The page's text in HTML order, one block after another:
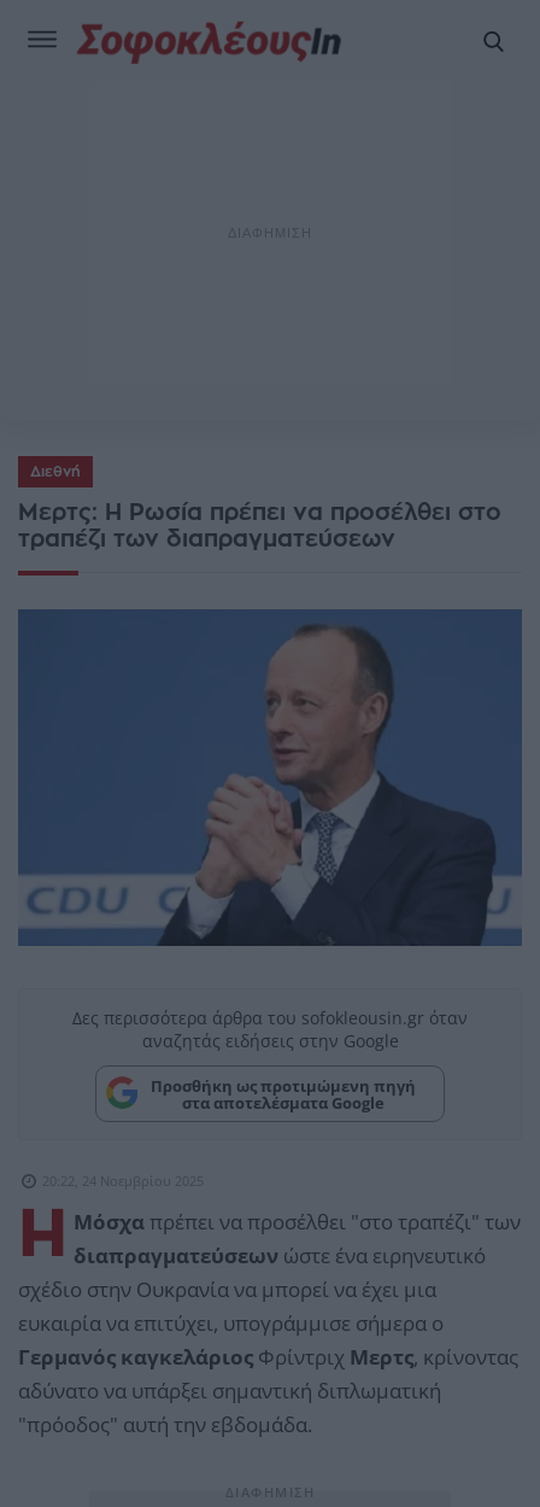
Διεθνή
Μερτς: Η Ρωσία πρέπει να προσέλθει στο
τραπέζι των διαπραγματεύσεων
Δες περισσότερα άρθρα του sofokleousin.gr όταν
αναζητάς ειδήσεις στην Google
Προσθήκη ως προτιμώμενη πηγή
στα αποτελέσματα Google
20:22, 24 Νοεμβρίου 2025
Η Μόσχαπρέπει να προσέλθει "στο τραπέζι" των
διαπραγματεύσεων ώστε ένα ειρηνευτικό
σχέδιο στην Ουκρανία να μπορεί να έχει μια
ευκαιρία να επιτύχει, υπογράμμισε σήμερα ο
Γερμανός καγκελάριος Φρίντριχ Μερτς, κρίνοντας
αδύνατο να υπάρξει σημαντική διπλωματική
"πρόοδος" αυτή την εβδομάδα.